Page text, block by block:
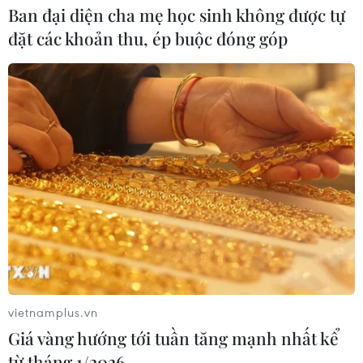
Nhà đầu tư chấp chới
03/08/2026 14:35
VN-Index tăng hơn 27 điểm, khối
ngoại mua ròng trở lại hơn 1.000 tỷ
đồng
03/08/2026 09:32
Cổ phiếu công nghệ giảm sâu: Định
giá lại hay cơ hội tích lũy?
03/08/2026 08:45
Ban đại diện cha mẹ học sinh không được tự
đặt các khoản thu, ép buộc đóng góp
vietnamplus.vn
Giá vàng hướng tới tuần tăng mạnh nhất kể